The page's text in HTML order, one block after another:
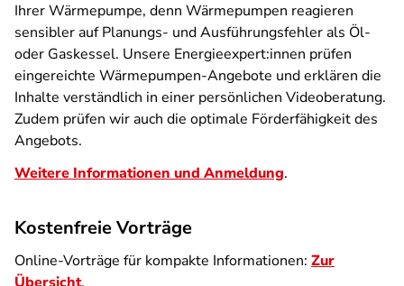
Ihrer Wärmepumpe, denn Wärmepumpen reagieren
sensibler auf Planungs- und Ausführungsfehler als Öl-
oder Gaskessel. Unsere Energieexpert:innen prüfen
eingereichte Wärmepumpen-Angebote und erklären die
Inhalte verständlich in einer persönlichen Videoberatung.
Zudem prüfen wir auch die optimale Förderfähigkeit des
Angebots.
Weitere Informationen und Anmeldung.
Kostenfreie Vorträge
Online-Vorträge für kompakte Informationen: Zur